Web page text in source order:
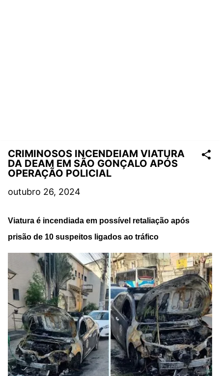
CRIMINOSOS INCENDEIAM VIATURA
DA DEAM EM SÃO GONÇALO APÓS
OPERAÇÃO POLICIAL
outubro 26, 2024
Viatura é incendiada em possível retaliação após
prisão de 10 suspeitos ligados ao tráfico